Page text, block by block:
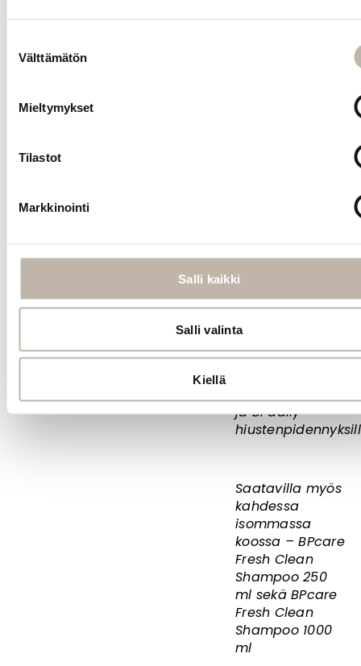
valinta
Välttämätön
Mieltymykset
Tilastot
Markkinointi
Salli kaikki
Salli valinta
Kiellä
hoitotuotteilla.
Suosittelemme
BPcare Luxury
Drops -hiusöljyä
jätettäväksi
ja BPdaily-
Saatavilla myös
kahdessa
isommassa
koossa – BPcare
Fresh Clean
Shampoo 250
ml sekä BPcare
Fresh Clean
Shampoo 1000
ml